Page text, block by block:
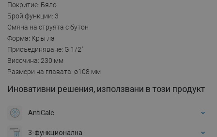
Покритие: Бяло
Брой функции: 3
Смяна на струята с бутон
Форма: Кръгла
Присъединяване: G 1/2"
Височина: 230 мм
Размери на главата: ø108 мм
Иновативни решения, използвани в този продукт
AntiCalc
3-функционална